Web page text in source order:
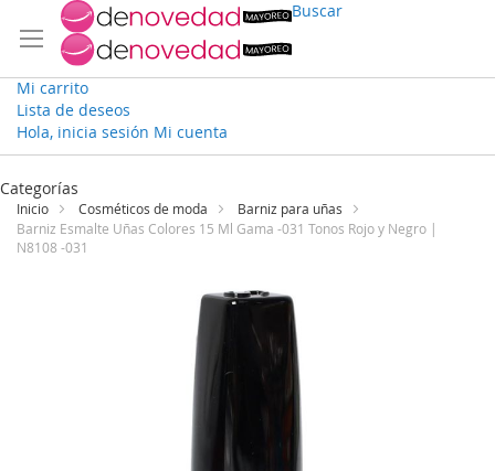
Buscar
Mi carrito
Lista de deseos
Hola, inicia sesión Mi cuenta
Ir
contenido
Categorías
Inicio Cosméticos de moda
Barniz para uñas
Barniz Esmalte Uñas Colores 15 Ml Gama -031 Tonos Rojo y Negro |
N8108 -031